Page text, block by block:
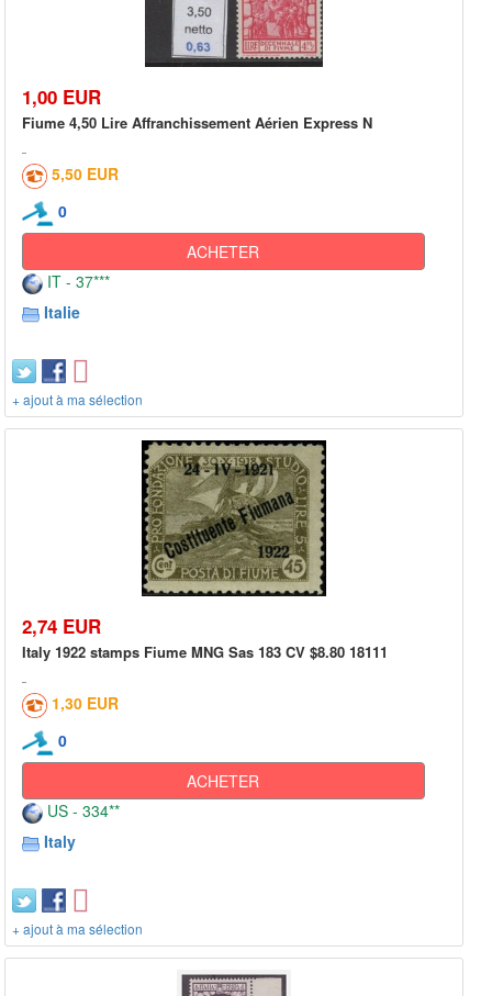
1,00 EUR
Fiume 4,50 Lire Affranchissement Aérien Express N
5,50 EUR
0
ACHETER
IT - 37***
Italie
+ ajout à ma sélection
2,74 EUR
Italy 1922 stamps Fiume MNG Sas 183 CV $8.80 18111
1,30 EUR
0
ACHETER
US - 334**
Italy
+ ajout à ma sélection